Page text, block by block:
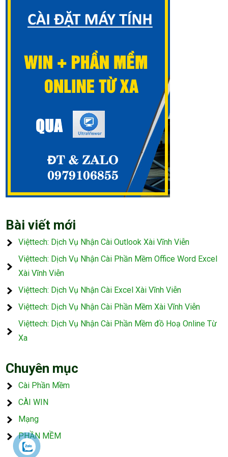
Bài viết mới
Việttech: Dịch Vụ Nhận Cài Outlook Xài Vĩnh Viễn
Việttech: Dịch Vụ Nhận Cài Phần Mềm Office Word Excel
Xài Vĩnh Viễn
Việttech: Dịch Vụ Nhận Cài Excel Xài Vĩnh Viễn
Việttech: Dịch Vụ Nhận Cài Phần Mềm Xài Vĩnh Viễn
Việttech: Dịch Vụ Nhận Cài Phần Mềm đồ Hoạ Online Từ
Xa
Chuyên mục
Cài Phần Mềm
CÀI WIN
Mạng
PHẦN MỀM